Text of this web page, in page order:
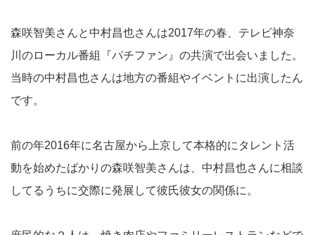
森咲智美さんと中村昌也さんは2017年の春、テレビ神奈
川のローカル番組『パチファン』の共演で出会いました。
当時の中村昌也さんは地方の番組やイベントに出演したん
です。
前の年2016年に名古屋から上京して本格的にタレント活
動を始めたばかりの森咲智美さんは、中村昌也さんに相談
してるうちに交際に発展して彼氏彼女の関係に。